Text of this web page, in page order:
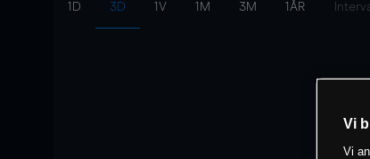
1D 3D 1V 1M 3M 1ÅR
Vi
Vi